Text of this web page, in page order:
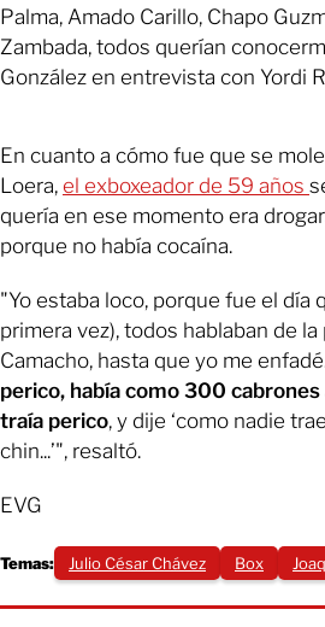
Palma, Amado Carillo, Chapo
Zambada, todos querían
González en entrevista con Yordi
En cuanto a cómo fue que se
Loera, el exboxeador de 59 años
quería en ese momento era
porque no había cocaína.
"Yo estaba loco, porque fue el día
primera vez), todos hablaban de
Camacho, hasta que yo me
perico, había como 300
traía perico, y dije ‘como nadie
chin...’", resaltó.
EVG
Temas: Julio César Chávez Box